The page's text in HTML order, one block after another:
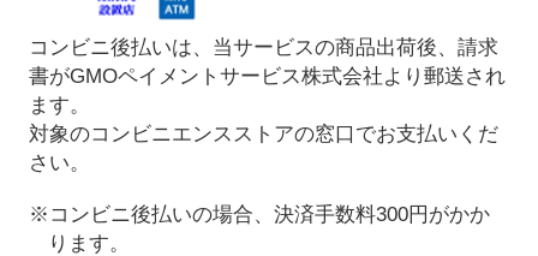
コンビニ後払いは、当サービスの商品出荷後、請求
書がGMOペイメントサービス株式会社より郵送され
ます。
対象のコンビニエンスストアの窓口でお支払いくだ
さい。
※コンビニ後払いの場合、決済手数料300円がかか
ります。